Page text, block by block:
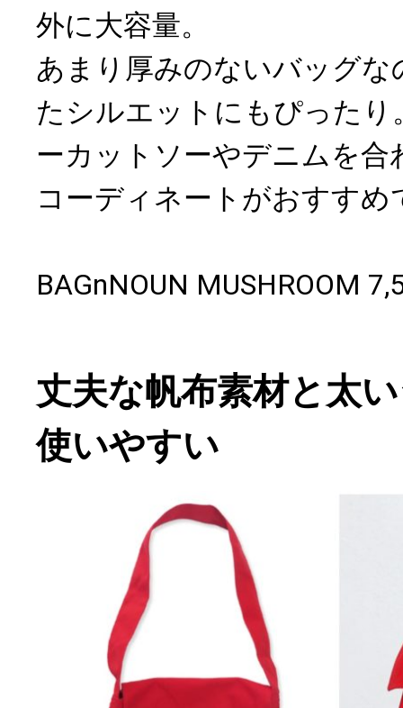
外に大容量。
あまり厚みのないバッグ
たシルエットにもぴった
ーカットソーやデニムを
コーディネートがおすすめ
BAGnNOUN MUSHROOM
丈夫な帆布素材と太
使いやすい